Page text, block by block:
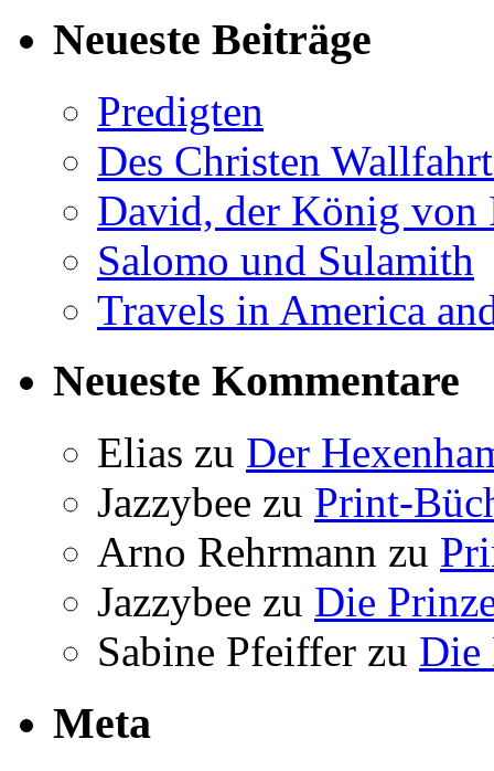
Neueste Beiträge
Predigten
Des Christen
David, der König von
Salomo und Sulamith
Travels in America
Neueste Kommentare
Elias zu Der
Jazzybee zu Print-
Arno Rehrmann zu
Jazzybee zu Die
Sabine Pfeiffer zu Die
Meta